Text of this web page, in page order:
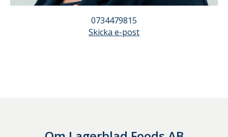
0734479815
Skicka e-post